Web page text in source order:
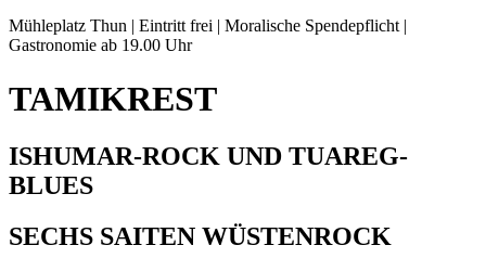
Mühleplatz Thun | Eintritt frei | Moralische Spendepflicht |
Gastronomie ab 19.00 Uhr
TAMIKREST
ISHUMAR-ROCK UND TUAREG-
BLUES
SECHS SAITEN WÜSTENROCK